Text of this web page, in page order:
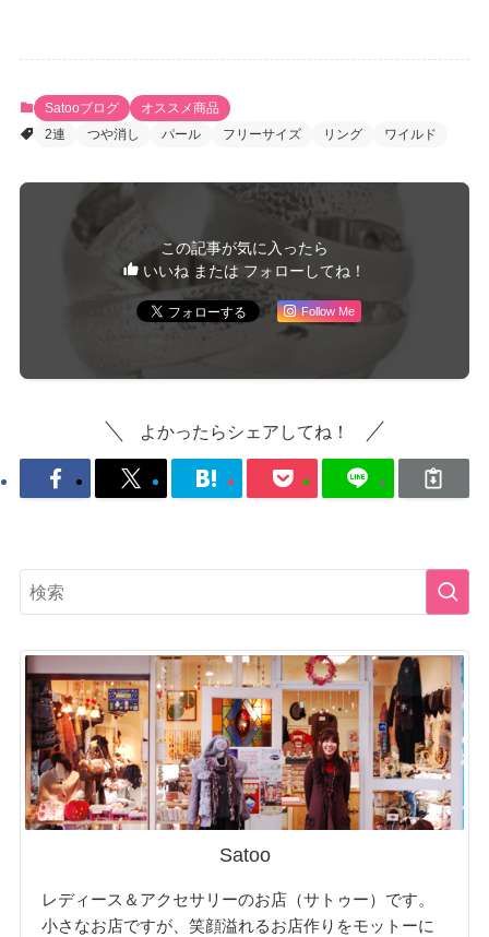
Satooブログ
オススメ商品
2連
つや消し パール フリーサイズ リング ワイルド
この記事が気に入ったら
いいね または フォローしてね！
Follow Me
よかったらシェアしてね！
Satoo
レディース＆アクセサリーのお店（サトゥー）です。
小さなお店ですが、笑顔溢れるお店作りをモットーに